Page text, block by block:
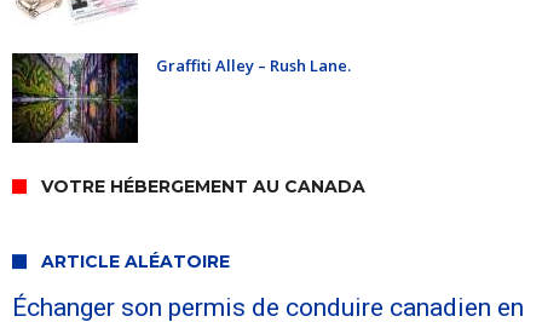
Graffiti Alley – Rush Lane.
VOTRE HÉBERGEMENT AU CANADA
ARTICLE ALÉATOIRE
Échanger son permis de conduire canadien en